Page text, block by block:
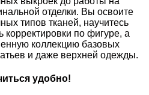
отделки. Вы освоите
типов тканей, научитесь
корректировки по фигуре, а
коллекцию базовых
и даже верхней одежды.
удобно!